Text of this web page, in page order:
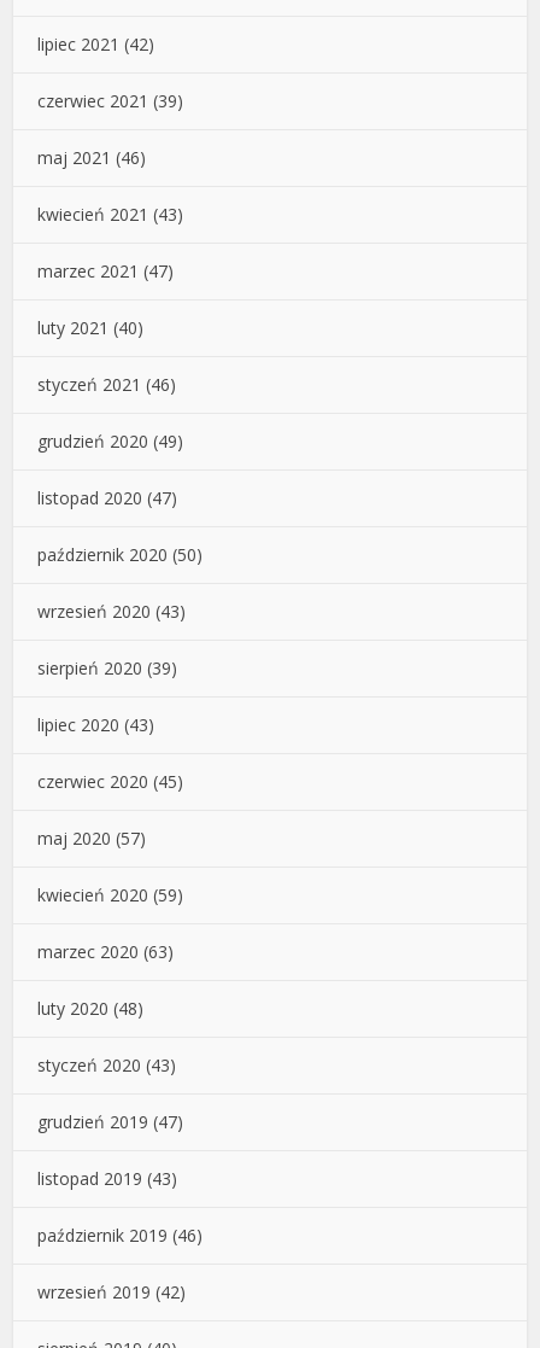
lipiec 2021 (42)
czerwiec 2021 (39)
maj 2021 (46)
kwiecień 2021 (43)
marzec 2021 (47)
luty 2021 (40)
styczeń 2021 (46)
grudzień 2020 (49)
listopad 2020 (47)
październik 2020 (50)
wrzesień 2020 (43)
sierpień 2020 (39)
lipiec 2020 (43)
czerwiec 2020 (45)
maj 2020 (57)
kwiecień 2020 (59)
marzec 2020 (63)
luty 2020 (48)
styczeń 2020 (43)
grudzień 2019 (47)
listopad 2019 (43)
październik 2019 (46)
wrzesień 2019 (42)